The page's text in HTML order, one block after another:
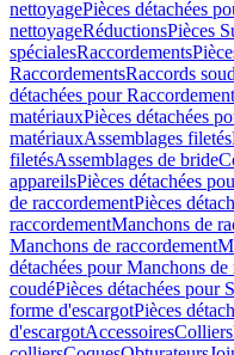
nettoyagePièces détachées
nettoyageRéductionsPièces
spécialesRaccordements
RaccordementsRaccords
détachées pour
matériauxPièces détachées
matériauxAssemblages filetés
filetésAssemblages de bride
appareilsPièces détachées
de raccordementPièces
raccordementManchons de
Manchons de raccordement
détachées pour Manchons de
coudéPièces détachées pour
forme d'escargotPièces
d'escargotAccessoiresColliers